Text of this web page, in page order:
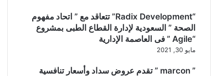
“Radix Development” تتعاقد مع ” اتحاد مفهوم
الصحة ” السعودية لإدارة القطاع الطبى بمشروع
“Agile ” فى العاصمة الإدارية
مايو 30, 2021
” marcon ” تقدم عروض سداد وأسعار تنافسية